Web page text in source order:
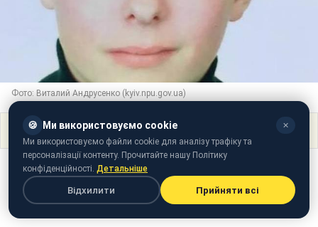
Фото: Виталий Андрусенко (kyiv.npu.gov.ua)
Поділитися
🍪 Ми використовуємо cookie ✕
Ми використовуємо файли cookie для аналізу трафіку та
персоналізації контенту. Прочитайте нашу Політику
конфіденційності. Детальніше
Відхилити Прийняти всі